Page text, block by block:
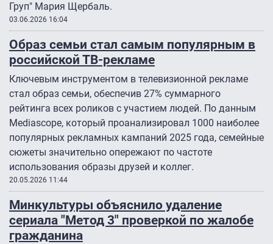
Груп" Мария Щербаль.
03.06.2026 16:04
Образ семьи стал самым популярным в
российской ТВ-рекламе
Ключевым инструментом в телевизионной рекламе
стал образ семьи, обеспечив 27% суммарного
рейтинга всех роликов с участием людей. По данным
Mediascope, который проанализировал 1000 наиболее
популярных рекламных кампаний 2025 года, семейные
сюжеты значительно опережают по частоте
использования образы друзей и коллег.
20.05.2026 11:44
Минкультуры объяснило удаление
сериала "Метод 3″ проверкой по жалобе
гражданина